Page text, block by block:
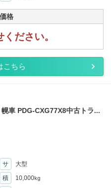
格
ださい。
こちら
車 PDG-CXG77X8中古トラ...
サ
大型
積 10,000kg